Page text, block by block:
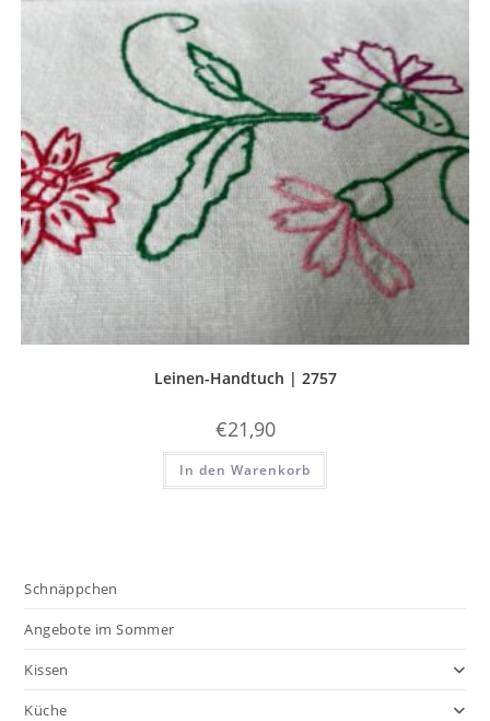
gewählt
werden
Leinen-Handtuch | 2757
€21,90
In den Warenkorb
Schnäppchen
Angebote im Sommer
Kissen
Küche